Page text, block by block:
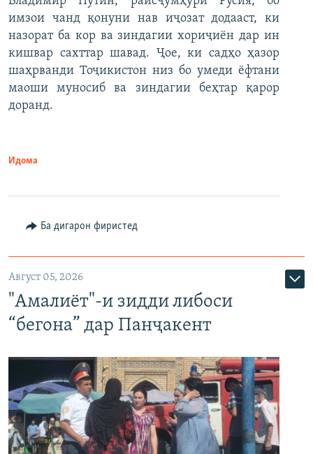
имзои чанд қонуни нав иҷозат додааст, ки
назорат ба кор ва зиндагии хориҷиён дар ин
кишвар сахттар шавад. Ҷое, ки садҳо ҳазор
шаҳрванди Тоҷикистон низ бо умеди ёфтани
маоши муносиб ва зиндагии беҳтар қарор
доранд.
Идома
Ба дигарон фиристед
Август 05, 2026
"Амалиёт"-и зидди либоси
“бегона” дар Панҷакент